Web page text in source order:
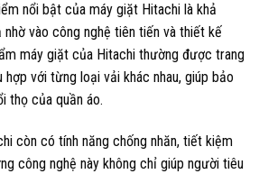
nổi bật của máy giặt Hitachi là khả
vào công nghệ tiên tiến và thiết kế
máy giặt của Hitachi thường được trang
hợp với từng loại vải khác nhau, giúp bảo
thọ của quần áo.
còn có tính năng chống nhăn, tiết kiệm
công nghệ này không chỉ giúp người tiêu